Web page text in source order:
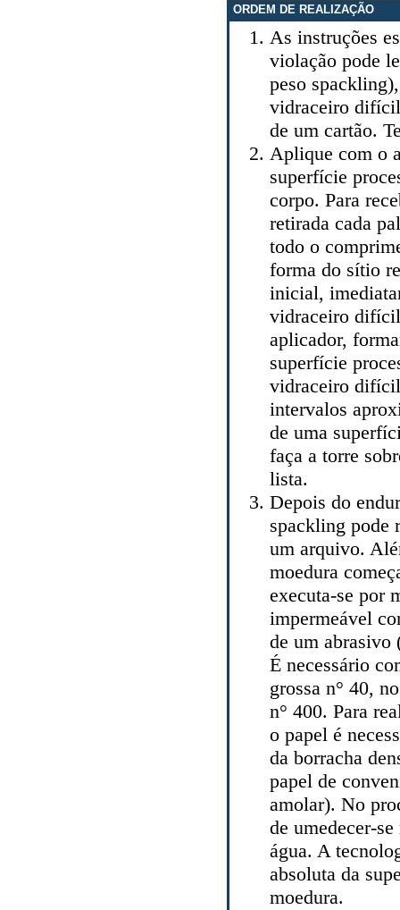
ORDEM DE REALIZAÇÃO
As instruções
violação pode
peso
vidraceiro
de um cartão.
Aplique com o
superfície
corpo. Para
retirada cada
todo o
forma do sítio
inicial,
vidraceiro
aplicador,
superfície
vidraceiro difícil
intervalos
de uma
faça a torre
lista.
Depois do
spackling pode
um arquivo.
moedura
executa-se por
impermeável
de um abrasivo
É necessário
grossa n° 40,
n° 400. Para
o papel é
da borracha
papel de
amolar). No
de umedecer-
água. A
absoluta da
moedura.